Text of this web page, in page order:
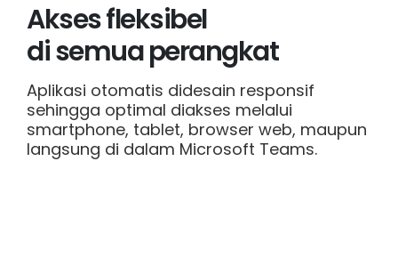
Akses fleksibel
di semua perangkat
Aplikasi otomatis didesain responsif
sehingga optimal diakses melalui
smartphone, tablet, browser web, maupun
langsung di dalam Microsoft Teams.